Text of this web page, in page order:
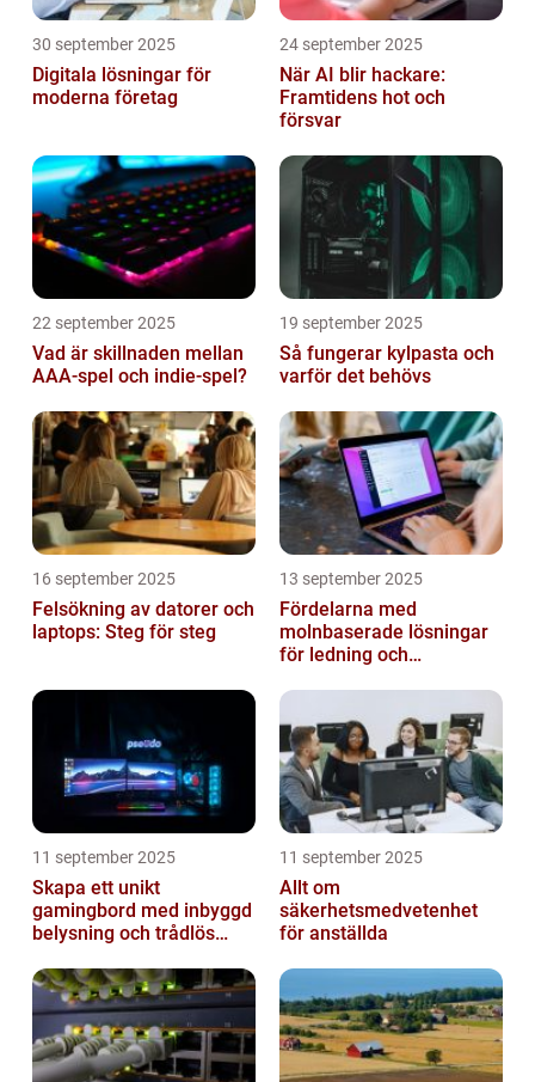
30 september 2025
Digitala lösningar för
moderna företag
24 september 2025
När AI blir hackare:
Framtidens hot och
försvar
22 september 2025
Vad är skillnaden mellan
AAA-spel och indie-spel?
19 september 2025
Så fungerar kylpasta och
varför det behövs
16 september 2025
Felsökning av datorer och
laptops: Steg för steg
13 september 2025
Fördelarna med
molnbaserade lösningar
för ledning och
11 september 2025
Skapa ett unikt
gamingbord med inbyggd
belysning och trådlös
11 september 2025
Allt om
säkerhetsmedvetenhet
för anställda